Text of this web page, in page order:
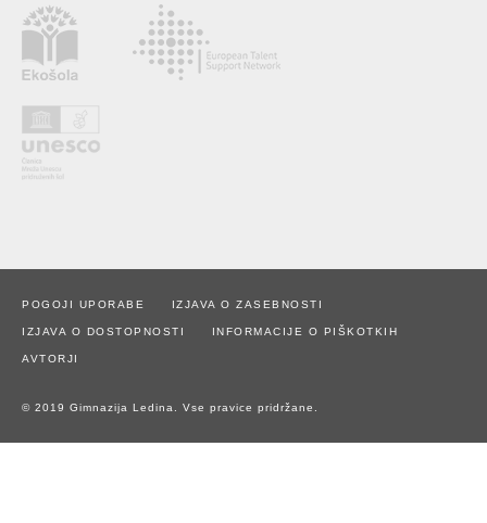
POGOJI UPORABE IZJAVA O ZASEBNOSTI
IZJAVA O DOSTOPNOSTI INFORMACIJE O PIŠKOTKIH
AVTORJI
© 2019 Gimnazija Ledina. Vse pravice pridržane.